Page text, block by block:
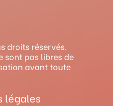
r
o
o
k
y
droits réservés.
sont pas libres de
avant toute
légales